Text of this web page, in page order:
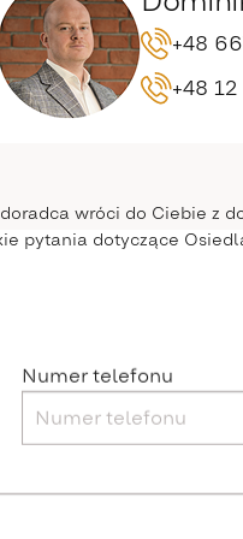
+48
+48
wróci do Ciebie z
pytania dotyczące
Numer telefonu